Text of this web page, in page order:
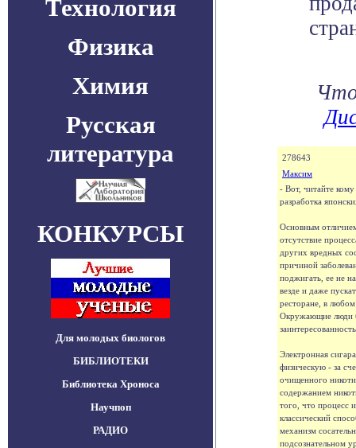
Технология
Физика
Химия
Русская
литература
КОНКУРСЫ
Для молодых биологов
БИБЛИОТЕКИ
Библиотека Хроноса
Научпоп
РАДИО
278643
Максим
- Вот, читайте
разработка
Основным отличием
отсутствие
других вредных
причиной
поджигать, ее не
везде и даже
ресторане, в
Окружающие люди
Электронная
физическую - за
очищенного
содержанием
того, что процесс
классический
механизм
подсознательном